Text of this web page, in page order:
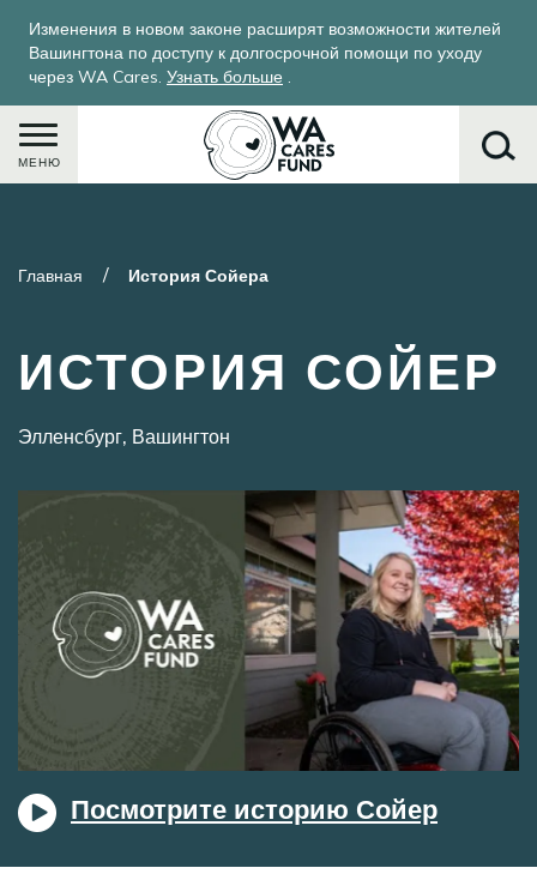
основному
содержанию
Изменения в новом законе расширят возможности жителей
Вашингтона по доступу к долгосрочной помощи по уходу
через WA Cares. Узнать больше .
МЕНЮ
Главная История Сойера
ИСТОРИЯ СОЙЕР
Элленсбург, Вашингтон
Посмотрите историю Сойер